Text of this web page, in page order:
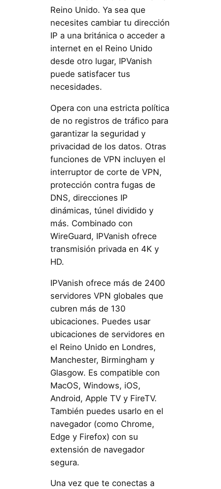
Reino Unido. Ya sea que
necesites cambiar tu dirección
IP a una británica o acceder a
internet en el Reino Unido
desde otro lugar, IPVanish
puede satisfacer tus
necesidades.
Opera con una estricta política
de no registros de tráfico para
garantizar la seguridad y
privacidad de los datos. Otras
funciones de VPN incluyen el
interruptor de corte de VPN,
protección contra fugas de
DNS, direcciones IP
dinámicas, túnel dividido y
más. Combinado con
WireGuard, IPVanish ofrece
transmisión privada en 4K y
HD.
IPVanish ofrece más de 2400
servidores VPN globales que
cubren más de 130
ubicaciones. Puedes usar
ubicaciones de servidores en
el Reino Unido en Londres,
Manchester, Birmingham y
Glasgow. Es compatible con
MacOS, Windows, iOS,
Android, Apple TV y FireTV.
También puedes usarlo en el
navegador (como Chrome,
Edge y Firefox) con su
extensión de navegador
segura.
Una vez que te conectas a